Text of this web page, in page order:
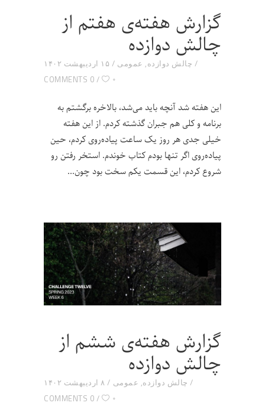
گزارش هفته‌ی هفتم از
چالش دوازده
۱۵ اردیبهشت ۱۴۰۲ چالش دوازده, عمومی
0 COMMENTS
۰
این هفته شد آنچه باید می‌شد، بالاخره برگشتم به
برنامه و کلی هم جبران گذشته کردم. از این هفته
خیلی جدی هر روز یک ساعت پیاده‌روی کردم، حین
پیاده‌روی اگر تنها بودم کتاب خوندم. استخر رفتن رو
شروع کردم، این قسمت یکم سخت بود چون
گزارش هفته‌ی ششم از
چالش دوازده
۸ اردیبهشت ۱۴۰۲ چالش دوازده, عمومی
0 COMMENTS
۰